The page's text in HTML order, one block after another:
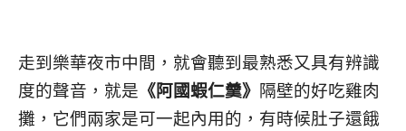
走到樂華夜市中間，就會聽到最熟悉又具有辨識
度的聲音，就是 《阿國蝦仁羹》 隔壁的好吃雞肉
攤，它們兩家是可一起內用的，有時候肚子還餓